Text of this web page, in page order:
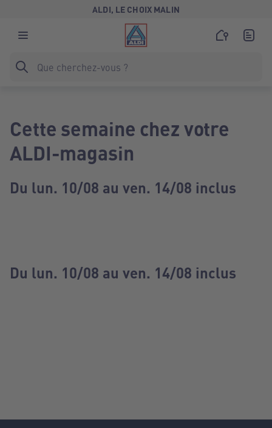
ALDI, LE CHOIX MALIN
Cette semaine chez votre
ALDI-magasin
Du lun. 10/08 au ven. 14/08 inclus
Du lun. 10/08 au ven. 14/08 inclus